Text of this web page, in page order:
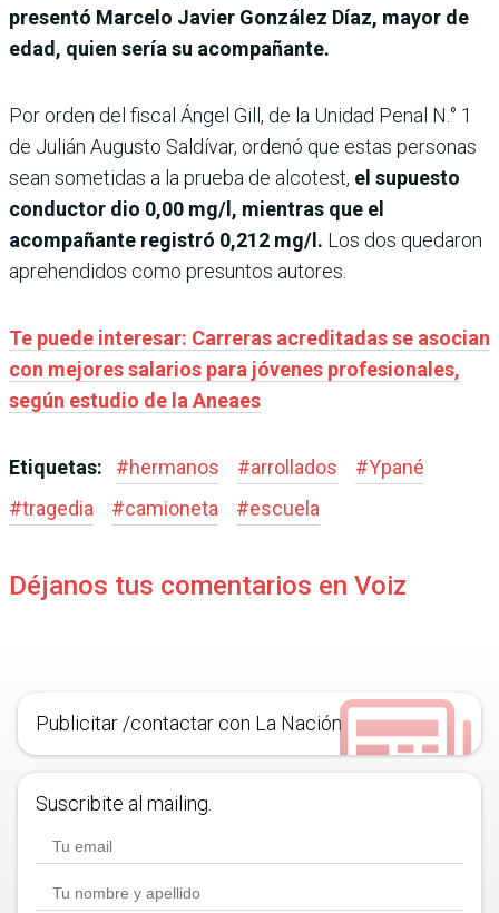
presentó Marcelo Javier González Díaz, mayor de
edad, quien sería su acompañante.
Por orden del fiscal Ángel Gill, de la Unidad Penal N.° 1
de Julián Augusto Saldívar, ordenó que estas personas
sean sometidas a la prueba de alcotest, el supuesto
conductor dio 0,00 mg/l, mientras que el
acompañante registró 0,212 mg/l. Los dos quedaron
aprehendidos como presuntos autores.
Te puede interesar: Carreras acreditadas se asocian
con mejores salarios para jóvenes profesionales,
según estudio de la Aneaes
Etiquetas: #hermanos #arrollados #Ypané
#tragedia #camioneta #escuela
Déjanos tus comentarios en Voiz
Publicitar /contactar con La Nación
Suscribite al mailing.